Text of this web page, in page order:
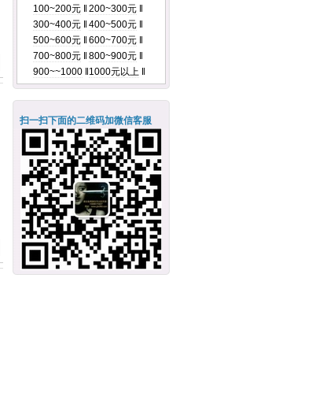
100~200元‖ 200~300元‖
300~400元‖ 400~500元‖
500~600元‖ 600~700元‖
700~800元‖ 800~900元‖
900~~1000‖ 1000元以上‖
扫一扫下面的二维码加微信客服